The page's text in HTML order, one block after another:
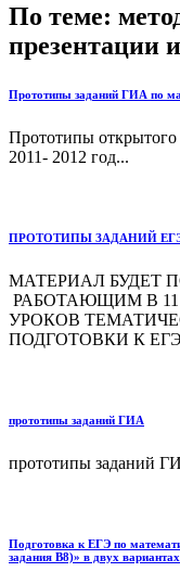
По теме:
презентации
Прототипы заданий ГИА по
Прототипы
2011- 2012 год...
ПРОТОТИПЫ ЗАДАНИЙ
МАТЕРИАЛ БУДЕТ
РАБОТАЮЩИМ В
УРОКОВ
ПОДГОТОВКИ К
прототипы заданий ГИА
прототипы заданий
Подготовка к ЕГЭ по
задания В8)» в двух вариантах